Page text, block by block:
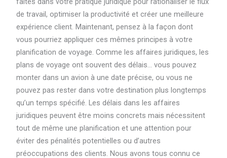
de travail, optimiser la productivité et créer une meilleure
expérience client. Maintenant, pensez à la façon dont
vous pourriez appliquer ces mêmes principes à votre
planification de voyage. Comme les affaires juridiques, les
plans de voyage ont souvent des délais… vous pouvez
monter dans un avion à une date précise, ou vous ne
pouvez pas rester dans votre destination plus longtemps
qu’un temps spécifié. Les délais dans les affaires
juridiques peuvent être moins concrets mais nécessitent
tout de même une planification et une attention pour
éviter des pénalités potentielles ou d’autres
préoccupations des clients. Nous avons tous connu ce